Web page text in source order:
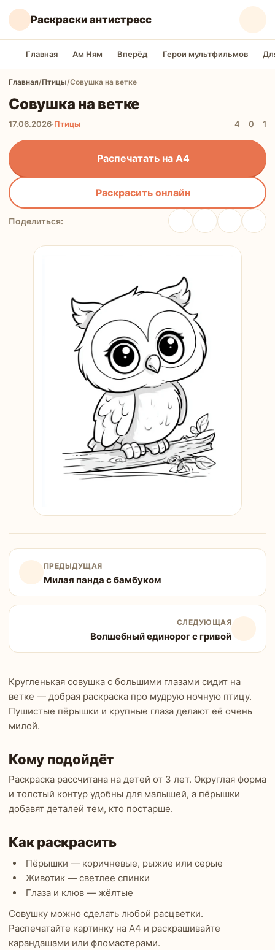
Раскраски антистресс
Главная Ам Ням Вперёд Герои мультфильмов
Главная/Птицы/Совушка на ветке
Совушка на ветке
17.06.2026·Птицы 4 0 1
Распечатать на А4
Раскрасить онлайн
Поделиться:
ПРЕДЫДУЩАЯ
Милая панда с бамбуком
СЛЕДУЮЩАЯ
Волшебный единорог с гривой
Кругленькая совушка с большими глазами сидит на
ветке — добрая раскраска про мудрую ночную птицу.
Пушистые пёрышки и крупные глаза делают её очень
милой.
Кому подойдёт
Раскраска рассчитана на детей от 3 лет. Округлая форма
и толстый контур удобны для малышей, а пёрышки
добавят деталей тем, кто постарше.
Как раскрасить
Пёрышки — коричневые, рыжие или серые
Животик — светлее спинки
Глаза и клюв — жёлтые
Совушку можно сделать любой расцветки.
Распечатайте картинку на А4 и раскрашивайте
карандашами или фломастерами.